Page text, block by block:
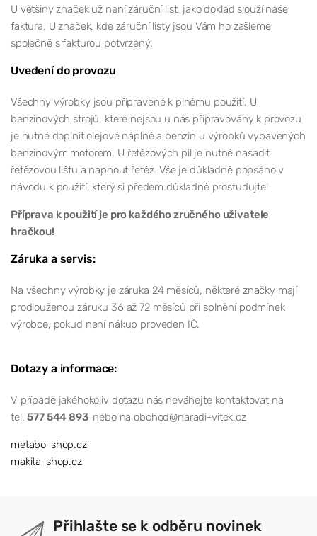
U většiny značek už není záruční list, jako doklad slouží naše
faktura. U značek, kde záruční listy jsou Vám ho zašleme
společně s fakturou potvrzený.
Uvedení do provozu
Všechny výrobky jsou připravené k plnému použití. U
benzinových strojů, které nejsou u nás připravovány k provozu
je nutné doplnit olejové náplně a benzin u výrobků vybavených
benzinovým motorem. U řetězových pil je nutné nasadit
řetězovou lištu a napnout řetěz. Vše je důkladně popsáno v
návodu k použití, který si předem důkladně prostudujte!
Příprava k použití je pro každého zručného uživatele
hračkou!
Záruka a servis:
Na všechny výrobky je záruka 24 měsíců, některé značky mají
prodlouženou záruku 36 až 72 měsíců při splnění podmínek
výrobce, pokud není nákup proveden IČ.
Dotazy a informace:
V případě jakéhokoliv dotazu nás neváhejte kontaktovat na
tel.577 544 893 nebo na obchod@naradi-vitek.cz
metabo-shop.cz
makita-shop.cz
Přihlašte se k odběru novinek